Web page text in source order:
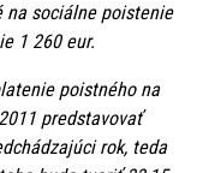
na sociálne poistenie
1 260 eur.
poistného na
predstavovať
rok, teda